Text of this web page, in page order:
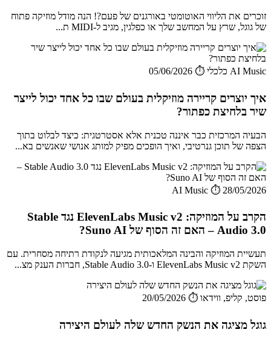
זוכרים את הליווי האוטומטי באורגנים של פעם?! הנה מודל מוזיקה פתוח
של גוגל, שרץ על המחשב שלך או כפלגין, מגיב ל-MIDI ת...
AI Music כלכלי ⏱️ 05/06/2026
איך יוצרים קריירה מוזיקלית בעולם שבו כל אחד יכול לייצר
שיר בלחיצת כפתור?
הבעיה המרכזית כבר איננה טכנית אלא אסטרטגית: כיצד לבלוט בתוך
הצפה של תוכן גנרטיבי, ואיך הופכים מפיק למותג אנושי שאנשים בא...
AI Music ⏱️ 28/05/2026
הקרב על המוזיקה: ElevenLabs Music v2 נגד Stable
Audio 3.0 – האם זה הסוף של Suno AI?
תעשיית המוזיקה והבינה המלאכותית מגיעה לנקודת רתיחה מסחרית. עם
השקת ElevenLabs Music v2 ו-Stable Audio 3.0, חברות הענק מצ...
פוסט, קליפ, ווידאו ⏱️ 20/05/2026
גוגל מציגה את הנשק החדש שלה לעולם היצירה